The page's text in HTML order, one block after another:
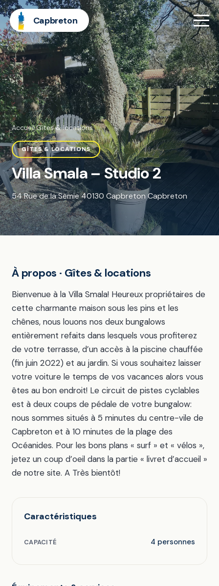
Capbreton
Accueil·Gîtes & locations
GÎTES & LOCATIONS
Villa Smala – Studio 2
54 Rue de la Semie 40130 Capbreton Capbreton
À propos · Gîtes & locations
Bienvenue à la Villa Smala! Heureux propriétaires de
cette charmante maison sous les pins et les
chênes, nous louons nos deux bungalows
entièrement refaits dans lesquels vous profiterez
de votre terrasse, d’un accès à la piscine chauffée
(fin juin 2022) et au jardin. Si vous souhaitez laisser
votre voiture le temps de vos vacances alors vous
êtes au bon endroit! Le circuit de pistes cyclables
est à deux coups de pédale de votre bungalow:
nous sommes situés à 5 minutes du centre-vile de
Capbreton et à 10 minutes de la plage des
Océanides. Pour les bons plans « surf » et « vélos »,
jetez un coup d’oeil dans la partie « livret d’accueil »
de notre site. A Très bientôt!
Caractéristiques
CAPACITÉ 4 personnes